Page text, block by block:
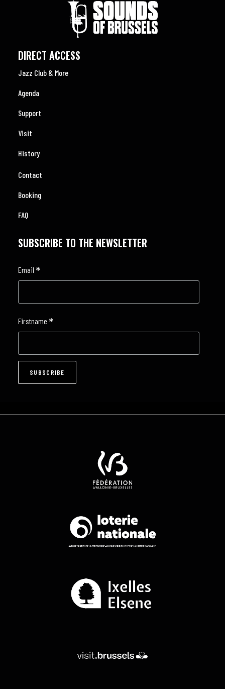
DIRECT ACCESS
Jazz Club & More
Agenda
Support
Visit
History
Contact
Booking
FAQ
SUBSCRIBE TO THE NEWSLETTER
Email *
Firstname *